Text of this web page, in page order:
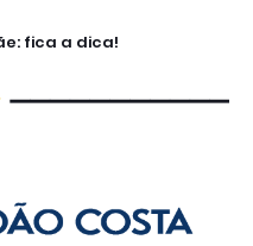
fica a dica!